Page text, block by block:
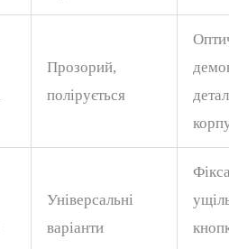
Прозорий,
полірується
Універсальні
варіанти